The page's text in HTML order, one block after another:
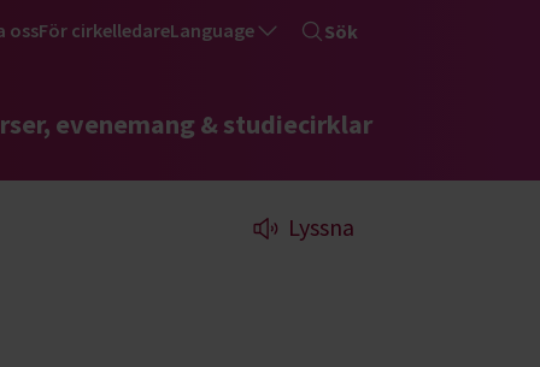
ossFör cirkelledareLanguage Sök
evenemang & studiecirklar
Lyssna